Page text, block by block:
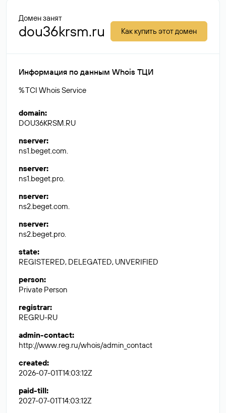
Домен занят
dou36krsm.ru Как купить этот домен
Информация по данным Whois ТЦИ
% TCI Whois Service
domain:
DOU36KRSM.RU
nserver:
ns1.beget.com.
nserver:
ns1.beget.pro.
nserver:
ns2.beget.com.
nserver:
ns2.beget.pro.
state:
REGISTERED, DELEGATED, UNVERIFIED
person:
Private Person
registrar:
REGRU-RU
admin-contact:
http://www.reg.ru/whois/admin_contact
created:
2026-07-01T14:03:12Z
paid-till:
2027-07-01T14:03:12Z